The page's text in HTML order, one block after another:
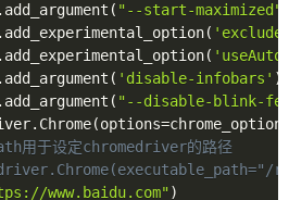
AI
归档
轻语
友链
关于
( "--start-maximized"
(
(
( 'disable-infobars' )
( "--disable-blink-
(options=
用于设定chromedriver的路径
www.baidu.com")